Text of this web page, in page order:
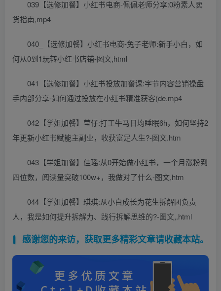
039【选修加餐】小红书电商-佩佩老师分享:0粉素人卖
货指南,mp4
040_【选修加餐】小红书电商-兔子老师:新手小白，如
何从0到1玩转小红书店铺-图文,html
041【选修加餐】小红书投放加餐课:字节内容营销操盘
手内部分享-如何通过投放在小红书精准获客(de.mp4
042【学姐加餐】莹仔:打工牛马日均睡眠6h，如何坚持2
年更新小红书赋能主副业，收获富足人生?-图文.htm
043【学姐加餐】佳瑶:从0开始做小红书，一个月涨粉到
四位数，阅读量突破100w+，我做对了什么-图文,htm
044【学姐加餐】琪琪:从小白成长为花生拆解团负责
人，我是如何提升拆解力、践行拆解思维的?-图文,.html
感谢您的来访，获取更多精彩文章请收藏本站。